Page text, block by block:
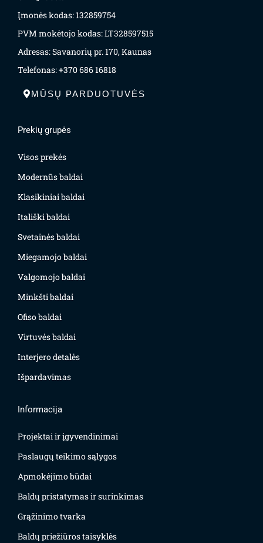
Įmonės kodas: 132859754
PVM mokėtojo kodas: LT328597515
Adresas: Savanorių pr. 170, Kaunas
Telefonas: +370 686 16818
MŪSŲ PARDUOTUVĖS
Prekių grupės
Visos prekės
Modernūs baldai
Klasikiniai baldai
Itališki baldai
Svetainės baldai
Miegamojo baldai
Valgomojo baldai
Minkšti baldai
Ofiso baldai
Virtuvės baldai
Interjero detalės
Išpardavimas
Informacija
Projektai ir įgyvendinimai
Paslaugų teikimo sąlygos
Apmokėjimo būdai
Baldų pristatymas ir surinkimas
Grąžinimo tvarka
Baldų priežiūros taisyklės